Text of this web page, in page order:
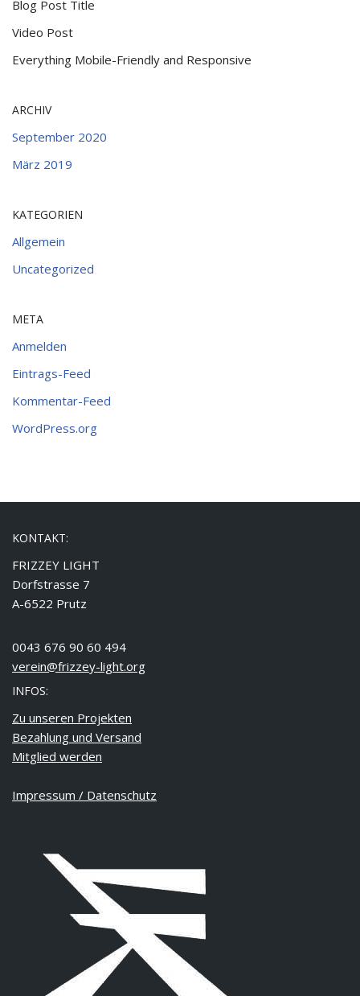
Blog Post Title
Video Post
Everything Mobile-Friendly and Responsive
ARCHIV
September 2020
März 2019
KATEGORIEN
Allgemein
Uncategorized
META
Anmelden
Eintrags-Feed
Kommentar-Feed
WordPress.org
KONTAKT:
FRIZZEY LIGHT
Dorfstrasse 7
A-6522 Prutz
0043 676 90 60 494
verein@frizzey-light.org
INFOS:
Zu unseren Projekten
Bezahlung und Versand
Mitglied werden
Impressum / Datenschutz